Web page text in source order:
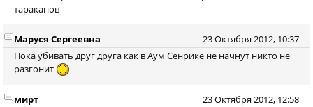
тараканов
23 Октября 2012, 10:37
Маруся Сергеевна
Пока убивать друг друга как в Аум Сенрикё не начнут никто не
разгонит
23 Октября 2012, 12:58
мирт